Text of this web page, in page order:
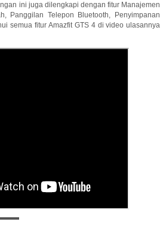
ini juga dilengkapi dengan fitur Manajemen
Panggilan Telepon Bluetooth, Penyimpanan
semua fitur Amazfit GTS 4 di video ulasannya